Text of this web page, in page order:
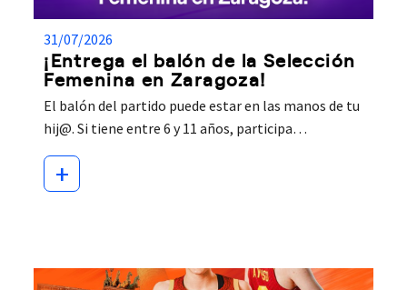
31/07/2026
¡Entrega el balón de la Selección
Femenina en Zaragoza!
El balón del partido puede estar en las manos de tu
hij@. Si tiene entre 6 y 11 años, participa…
+